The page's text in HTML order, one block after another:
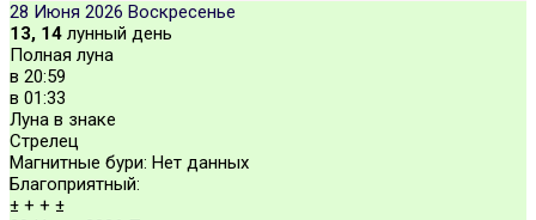
28 Июня 2026 Воскресенье
13, 14 лунный день
Полная луна
в 20:59
в 01:33
Луна в знаке
Стрелец
Магнитные бури: Нет данных
Благоприятный:
± + + ±